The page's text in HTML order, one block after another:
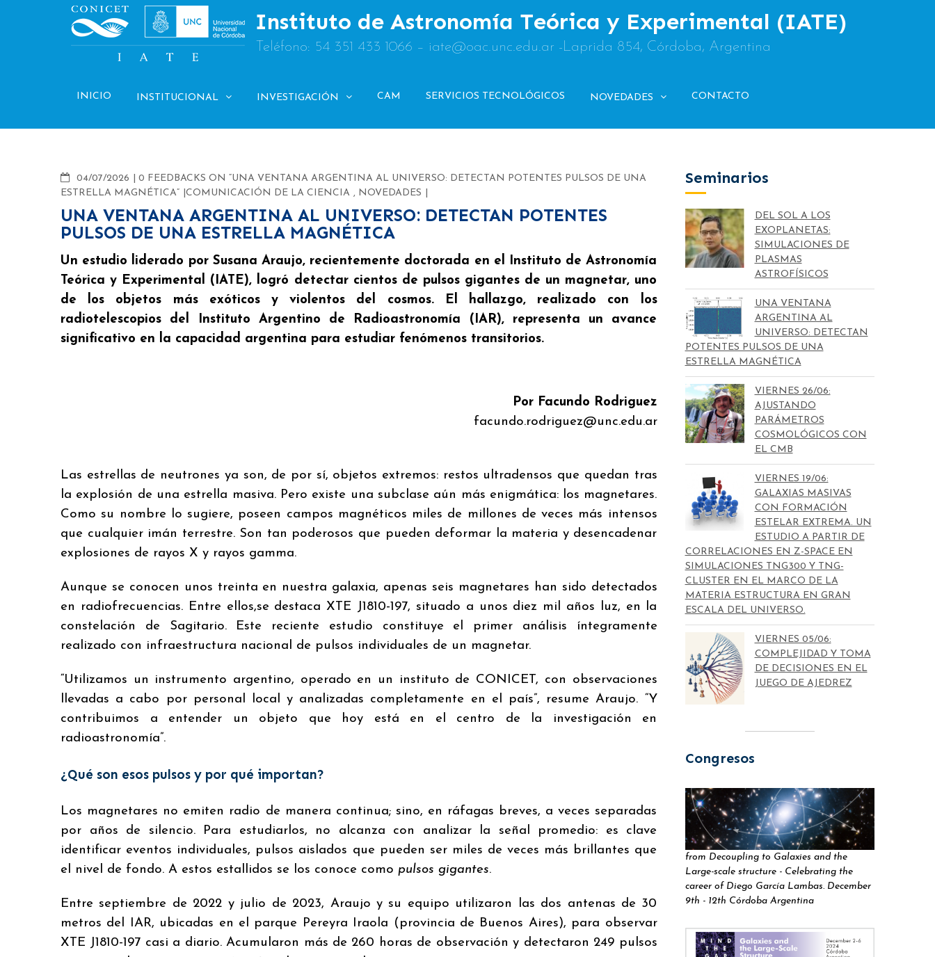
Instituto de Astronomía Teórica y Experimental (IATE)
Teléfono: 54 351 433 1066 – iate@oac.unc.edu.ar -Laprida 854, Córdoba, Argentina
INICIO INSTITUCIONAL INVESTIGACIÓN CAM SERVICIOS TECNOLÓGICOS NOVEDADES CONTACTO
04/07/2026 COMMENTS
0 FEEDBACKS ON “UNA VENTANA ARGENTINA AL UNIVERSO: DETECTAN POTENTES PULSOS DE UNA
ESTRELLA MAGNÉTICA” COMUNICACIÓN DE LA CIENCIA , NOVEDADES
UNA VENTANA ARGENTINA AL UNIVERSO: DETECTAN POTENTES
PULSOS DE UNA ESTRELLA MAGNÉTICA
Un estudio liderado por Susana Araujo, recientemente doctorada en el Instituto de Astronomía
Teórica y Experimental (IATE), logró detectar cientos de pulsos gigantes de un magnetar, uno
de los objetos más exóticos y violentos del cosmos. El hallazgo, realizado con los
radiotelescopios del Instituto Argentino de Radioastronomía (IAR), representa un avance
significativo en la capacidad argentina para estudiar fenómenos transitorios.
Por Facundo Rodriguez
facundo.rodriguez@unc.edu.ar
Las estrellas de neutrones ya son, de por sí, objetos extremos: restos ultradensos que quedan tras
la explosión de una estrella masiva. Pero existe una subclase aún más enigmática: los magnetares.
Como su nombre lo sugiere, poseen campos magnéticos miles de millones de veces más intensos
que cualquier imán terrestre. Son tan poderosos que pueden deformar la materia y desencadenar
explosiones de rayos X y rayos gamma.
Aunque se conocen unos treinta en nuestra galaxia, apenas seis magnetares han sido detectados
en radiofrecuencias. Entre ellos,se destaca XTE J1810-197, situado a unos diez mil años luz, en la
constelación de Sagitario. Este reciente estudio constituye el primer análisis íntegramente
realizado con infraestructura nacional de pulsos individuales de un magnetar.
“Utilizamos un instrumento argentino, operado en un instituto de CONICET, con observaciones
llevadas a cabo por personal local y analizadas completamente en el país”, resume Araujo. “Y
contribuimos a entender un objeto que hoy está en el centro de la investigación en
radioastronomía”.
¿Qué son esos pulsos y por qué importan?
Los magnetares no emiten radio de manera continua; sino, en ráfagas breves, a veces separadas
por años de silencio. Para estudiarlos, no alcanza con analizar la señal promedio: es clave
identificar eventos individuales, pulsos aislados que pueden ser miles de veces más brillantes que
el nivel de fondo. A estos estallidos se los conoce como pulsos gigantes.
Entre septiembre de 2022 y julio de 2023, Araujo y su equipo utilizaron las dos antenas de 30
metros del IAR, ubicadas en el parque Pereyra Iraola (provincia de Buenos Aires), para observar
XTE J1810-197 casi a diario. Acumularon más de 260 horas de observación y detectaron 249 pulsos
Seminarios
DEL SOL A LOS
EXOPLANETAS:
SIMULACIONES DE
PLASMAS
ASTROFÍSICOS
UNA VENTANA
ARGENTINA AL
UNIVERSO: DETECTAN
POTENTES PULSOS DE UNA
ESTRELLA MAGNÉTICA
VIERNES 26/06:
AJUSTANDO
PARÁMETROS
COSMOLÓGICOS CON
EL CMB
VIERNES 19/06:
GALAXIAS MASIVAS
CON FORMACIÓN
ESTELAR EXTREMA. UN
ESTUDIO A PARTIR DE
CORRELACIONES EN Z-SPACE EN
SIMULACIONES TNG300 Y TNG-
CLUSTER EN EL MARCO DE LA
MATERIA ESTRUCTURA EN GRAN
ESCALA DEL UNIVERSO.
VIERNES 05/06:
COMPLEJIDAD Y TOMA
DE DECISIONES EN EL
JUEGO DE AJEDREZ
Congresos
from Decoupling to Galaxies and the
Large-scale structure - Celebrating the
career of Diego García Lambas. December
9th - 12th Córdoba Argentina